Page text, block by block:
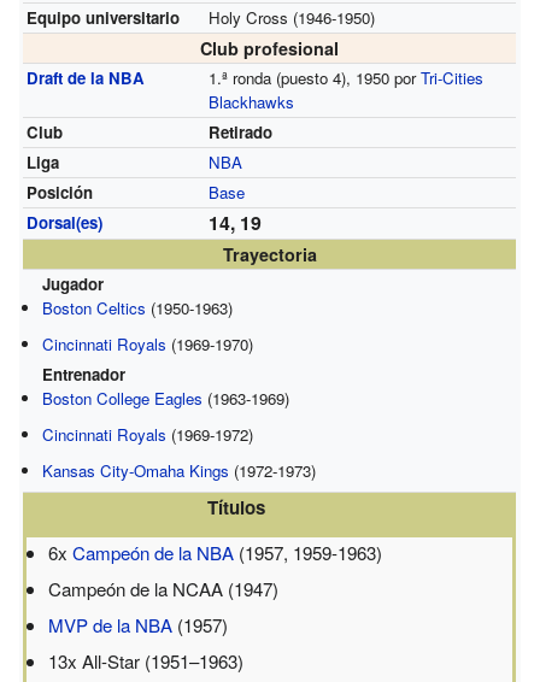
Equipo universitario
Holy Cross (1946-1950)
Club profesional
Draft de la NBA 1.ª ronda (puesto 4), 1950 porTri-Cities
Blackhawks
Club
Retirado
Liga
NBA
Posición
Base
Dorsal(es)
14, 19
Trayectoria
Jugador
Boston Celtics (1950-1963)
Cincinnati Royals (1969-1970)
Entrenador
Boston College Eagles (1963-1969)
Cincinnati Royals (1969-1972)
Kansas City-Omaha Kings (1972-1973)
Títulos
6xCampeón de la NBA (1957, 1959-1963)
Campeón de la NCAA (1947)
MVP de la NBA (1957)
13x All-Star (1951–1963)